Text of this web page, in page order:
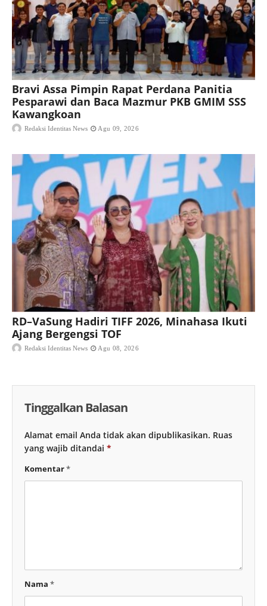
Bravi Assa Pimpin Rapat Perdana Panitia
Pesparawi dan Baca Mazmur PKB GMIM SSS
Kawangkoan
Redaksi Identitas News Agu 09, 2026
RD–VaSung Hadiri TIFF 2026, Minahasa Ikuti
Ajang Bergengsi TOF
Redaksi Identitas News Agu 08, 2026
Tinggalkan Balasan
Alamat email Anda tidak akan dipublikasikan. Ruas
yang wajib ditandai *
Komentar*
Nama *